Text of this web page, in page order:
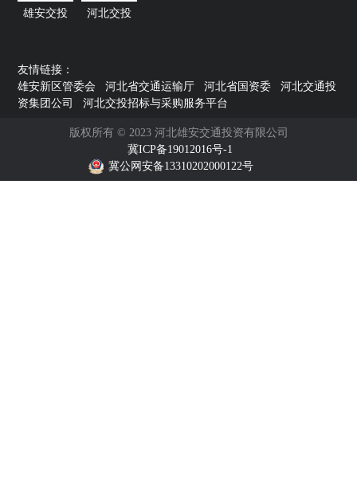
雄安交投 河北交投
友情链接：
雄安新区管委会
河北省交通运输厅 河北省国资委
河北交通投
资集团公司
河北交投招标与采购服务平台
版权所有 © 2023 河北雄安交通投资有限公司
冀ICP备19012016号-1
冀公网安备13310202000122号